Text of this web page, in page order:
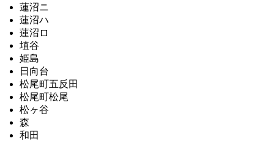
蓮沼ニ
蓮沼ハ
蓮沼ロ
埴谷
姫島
日向台
松尾町五反田
松尾町松尾
松ヶ谷
森
和田